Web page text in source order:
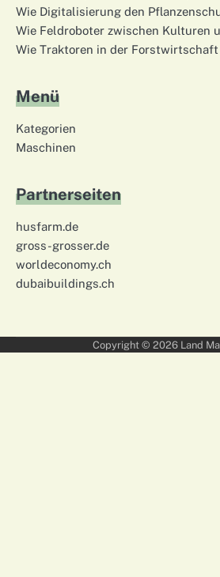
Wie Digitalisierung den
Wie Feldroboter zwischen Kulturen
Wie Traktoren in der
Menü
Kategorien
Maschinen
Partnerseiten
husfarm.de
gross-grosser.de
worldeconomy.ch
dubaibuildings.ch
Copyright © 2026 Land